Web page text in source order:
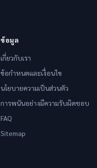
ข้อมูล
เกี่ยวกับเรา
ข้อกำหนดและเงื่อนไข
นโยบายความเป็นส่วนตัว
การพนันอย่างมีความรับผิดชอบ
FAQ
Sitemap